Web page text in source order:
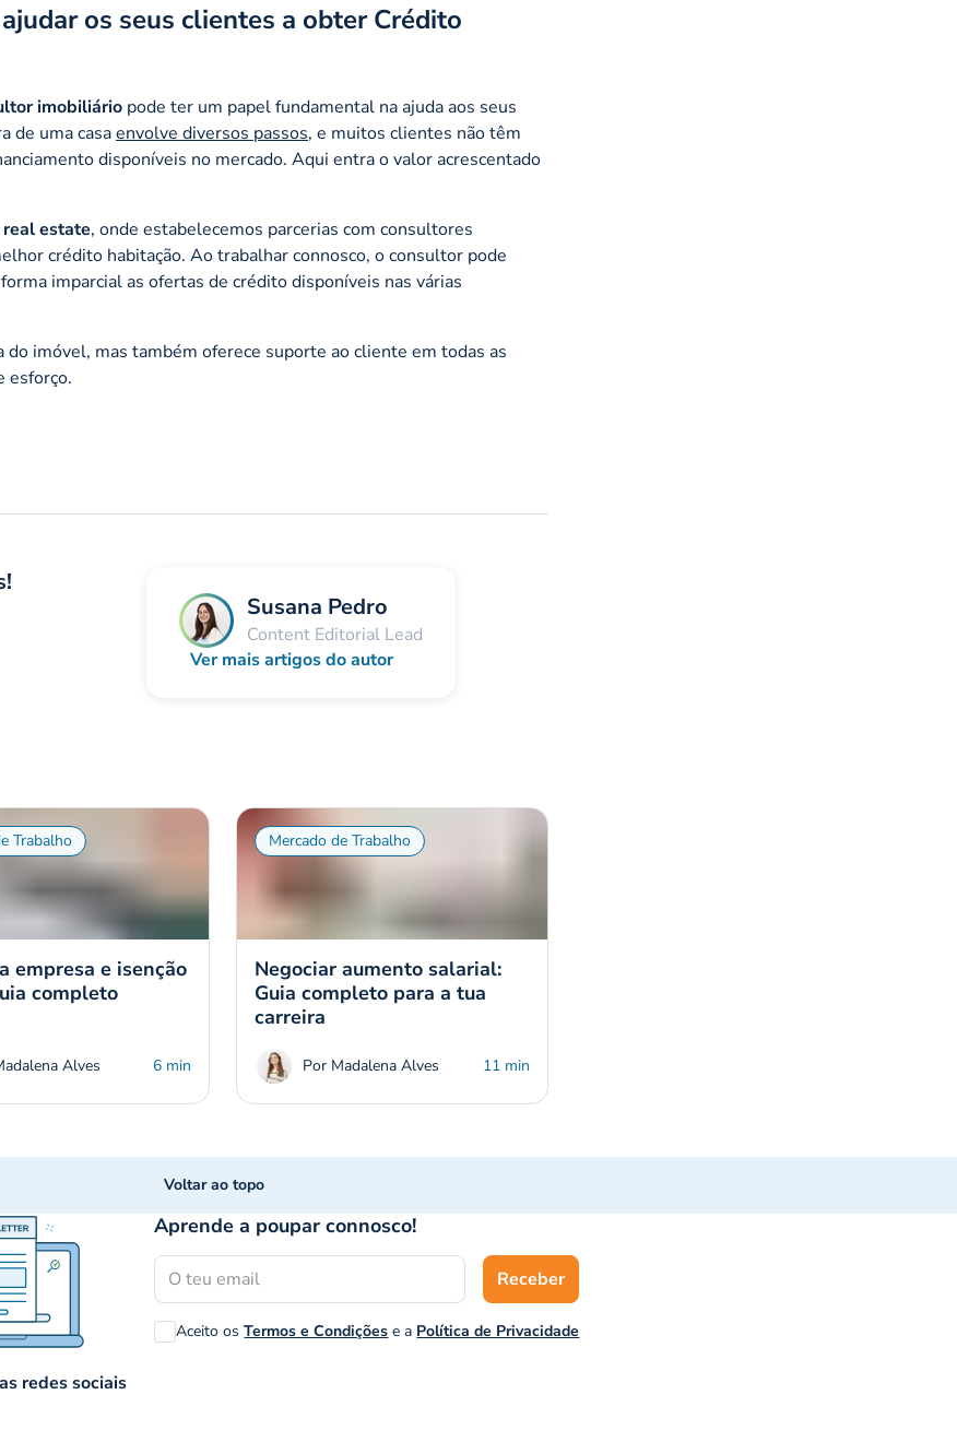
os seus clientes a obter Crédito
imobiliário pode ter um papel fundamental na ajuda aos seus
de uma casaenvolve diversos passos, e muitos clientes não têm
disponíveis no mercado. Aqui entra o valor acrescentado
real estate, onde estabelecemos parcerias com consultores
crédito habitação. Ao trabalhar connosco, o consultor pode
imparcial as ofertas de crédito disponíveis nas várias
imóvel, mas também oferece suporte ao cliente em todas as
esforço.
Susana Pedro
Content Editorial Lead
Ver mais artigos do autor
Trabalho
empresa e isenção
completo
Alves 6 min
Mercado de Trabalho
Negociar aumento salarial:
Guia completo para a tua
carreira
Por Madalena Alves 11 min
Voltar ao topo
Aprende a poupar connosco!
Aceito osTermos e Condições e a Política de Privacidade
Receber
redes sociais